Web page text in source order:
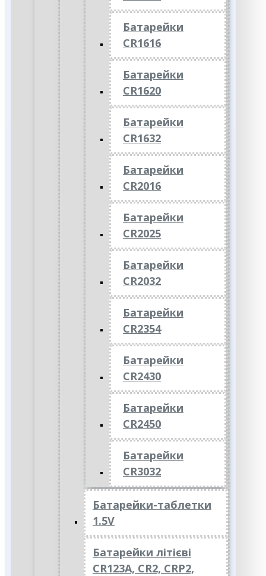
Батарейки
CR1616
Батарейки
CR1620
Батарейки
CR1632
Батарейки
CR2016
Батарейки
CR2025
Батарейки
CR2032
Батарейки
CR2354
Батарейки
CR2430
Батарейки
CR2450
Батарейки
CR3032
Батарейки-таблетки
1.5V
Батарейки літієві
CR123A, CR2, CRP2,